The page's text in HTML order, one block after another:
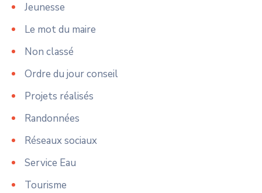
Jeunesse
Le mot du maire
Non classé
Ordre du jour conseil
Projets réalisés
Randonnées
Réseaux sociaux
Service Eau
Tourisme